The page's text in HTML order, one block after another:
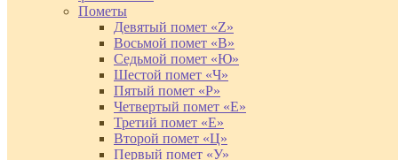
Пометы
Девятый помет «Z»
Восьмой помет «В»
Седьмой помет «Ю»
Шестой помет «Ч»
Пятый помет «Р»
Четвертый помет «Е»
Третий помет «Е»
Второй помет «Ц»
Первый помет «У»